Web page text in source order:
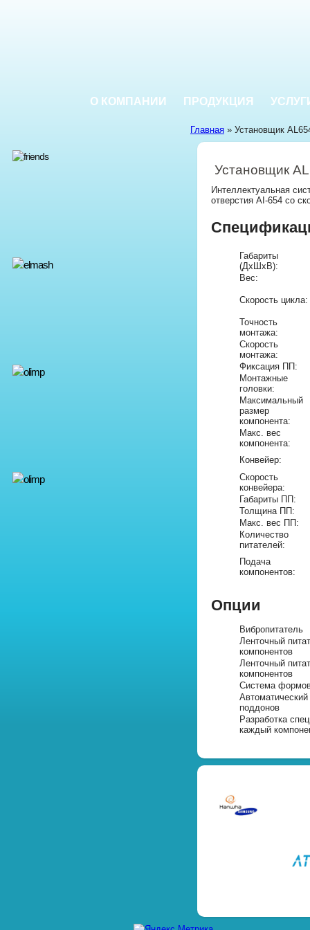
О КОМПАНИИ ПРОДУКЦИЯ
Главная » Установщик
Установщик
Интеллектуальная
отверстия AI-654 со
Габариты
(ДхШхВ):
Вес:
Cкорость цикла:
Точность
монтажа:
Скорость
монтажа:
Фиксация ПП:
Монтажные
головки:
Максимальный
размер
компонента:
Макс. вес
компонента:
Конвейер:
Скорость
конвейера:
Габариты ПП:
Толщина ПП:
Макс. вес ПП:
Количество
питателей:
Подача
компонентов:
Опции
Вибропитатель
Ленточный
компонентов
Ленточный
компонентов
Система
поддонов
Разработка
каждый